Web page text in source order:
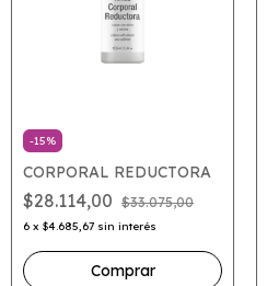
-15%
CORPORAL REDUCTORA
$28.114,00 $33.075,00
6 x $4.685,67 sin interés